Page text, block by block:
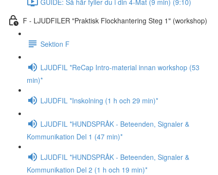
F - LJUDFILER "Praktisk Flockhantering Steg 1" (workshop)
Sektion F
LJUDFIL *ReCap Intro-material innan workshop (53
min)*
LJUDFIL *Inskolning (1 h och 29 min)*
LJUDFIL *HUNDSPRÅK - Beteenden, Signaler &
Kommunikation Del 1 (47 min)*
LJUDFIL *HUNDSPRÅK - Beteenden, Signaler &
Kommunikation Del 2 (1 h och 19 min)*